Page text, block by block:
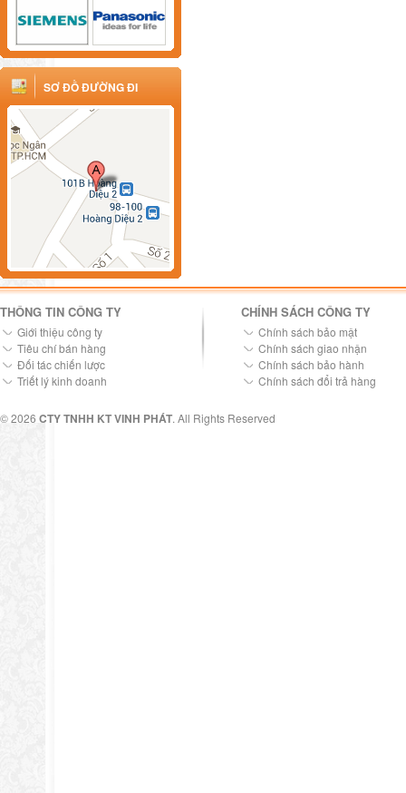
SƠ ĐỒ ĐƯỜNG ĐI
THÔNG TIN CÔNG TY
Giới thiệu công ty
Tiêu chí bán hàng
Đối tác chiến lược
Triết lý kinh doanh
CHÍNH SÁCH CÔNG TY
Chính sách bảo mật
Chính sách giao nhận
Chính sách bảo hành
Chính sách đổi trả hàng
© 2026 CTY TNHH KT VINH PHÁT. All Rights Reserved